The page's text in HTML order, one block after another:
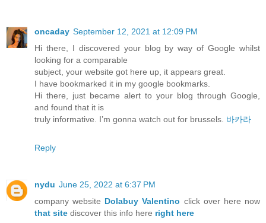
oncaday September 12, 2021 at 12:09 PM
Hi there, I discovered your blog by way of Google whilst
looking for a comparable
subject, your website got here up, it appears great.
I have bookmarked it in my google bookmarks.
Hi there, just became alert to your blog through Google,
and found that it is
truly informative. I’m gonna watch out for brussels. 바카라
Reply
nydu June 25, 2022 at 6:37 PM
company website Dolabuy Valentino click over here now
that site discover this info here right here